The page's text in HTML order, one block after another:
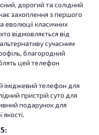
дорогий та солідний
захоплення з першого
класичних
відмовляється від
сучасним
благородний
цей телефон
іміджевий телефон для
пристрій суто для
подарунок для